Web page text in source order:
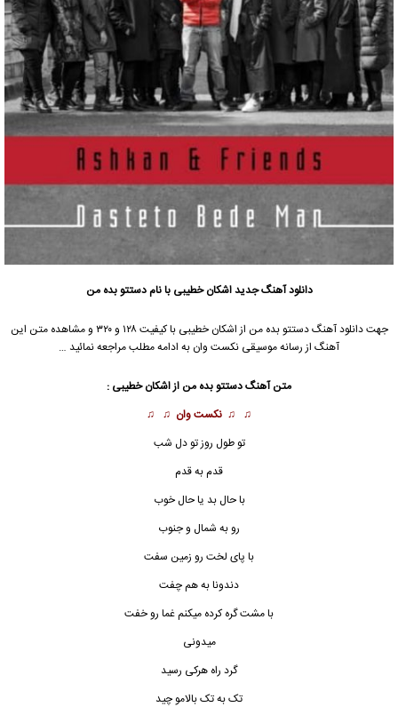
دانلود آهنگ جدیداشکان خطیبی با نام دستتو بده من
جهت دانلود آهنگ دستتو بده من از اشکان خطیبی با کیفیت ۱۲۸ و ۳۲۰ و مشاهده متن این
آهنگ از رسانه موسیقی نکست وان به ادامه مطلب مراجعه نمائید …
متن آهنگ دستتو بده من از اشکان خطیبی :
♫ ♫ نکست وان ♫ ♫
تو طول روز تو دل شب
قدم به قدم
با حال بد یا حال خوب
رو به شمال و جنوب
با پای لخت رو زمین سفت
دندونا به هم چفت
با مشت گره کرده میکنم غما رو خفت
میدونی
گرد راه هرکی رسید
تک به تک بالامو چید